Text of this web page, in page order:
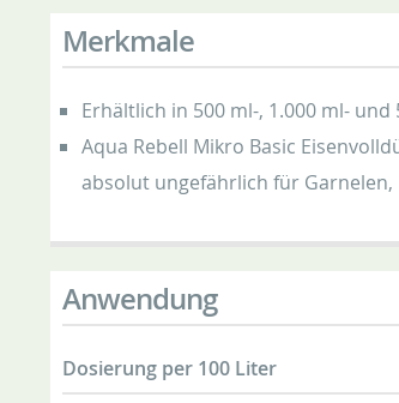
Merkmale
Erhältlich in 500 ml-, 1.000 ml- und
Aqua Rebell Mikro Basic
absolut ungefährlich für Garnelen,
Anwendung
Dosierung per 100 Liter